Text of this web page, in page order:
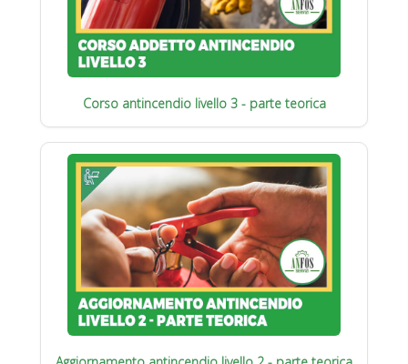
Corso antincendio livello 3 - parte teorica